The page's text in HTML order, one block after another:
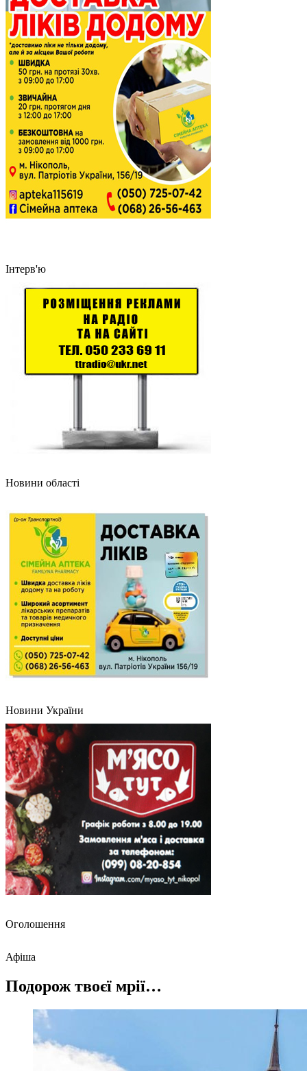
Інтерв'ю
Новини області
Новини України
Оголошення
Афіша
Подорож твоєї мрії…